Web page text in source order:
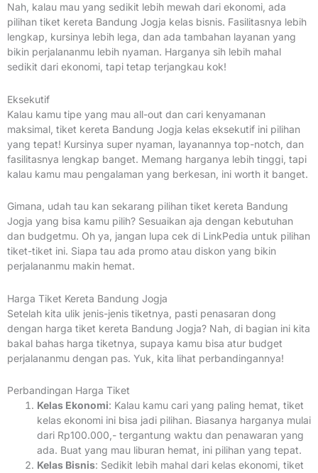
Nah, kalau mau yang sedikit lebih mewah dari ekonomi, ada
pilihan tiket kereta Bandung Jogja kelas bisnis. Fasilitasnya lebih
lengkap, kursinya lebih lega, dan ada tambahan layanan yang
bikin perjalananmu lebih nyaman. Harganya sih lebih mahal
sedikit dari ekonomi, tapi tetap terjangkau kok!
Eksekutif
Kalau kamu tipe yang mau all-out dan cari kenyamanan
maksimal, tiket kereta Bandung Jogja kelas eksekutif ini pilihan
yang tepat! Kursinya super nyaman, layanannya top-notch, dan
fasilitasnya lengkap banget. Memang harganya lebih tinggi, tapi
kalau kamu mau pengalaman yang berkesan, ini worth it banget.
Gimana, udah tau kan sekarang pilihan tiket kereta Bandung
Jogja yang bisa kamu pilih? Sesuaikan aja dengan kebutuhan
dan budgetmu. Oh ya, jangan lupa cek di LinkPedia untuk pilihan
tiket-tiket ini. Siapa tau ada promo atau diskon yang bikin
perjalananmu makin hemat.
Harga Tiket Kereta Bandung Jogja
Setelah kita ulik jenis-jenis tiketnya, pasti penasaran dong
dengan harga tiket kereta Bandung Jogja? Nah, di bagian ini kita
bakal bahas harga tiketnya, supaya kamu bisa atur budget
perjalananmu dengan pas. Yuk, kita lihat perbandingannya!
Perbandingan Harga Tiket
Kelas Ekonomi: Kalau kamu cari yang paling hemat, tiket
kelas ekonomi ini bisa jadi pilihan. Biasanya harganya mulai
dari Rp100.000,- tergantung waktu dan penawaran yang
ada. Buat yang mau liburan hemat, ini pilihan yang tepat.
Kelas Bisnis: Sedikit lebih mahal dari kelas ekonomi, tiket